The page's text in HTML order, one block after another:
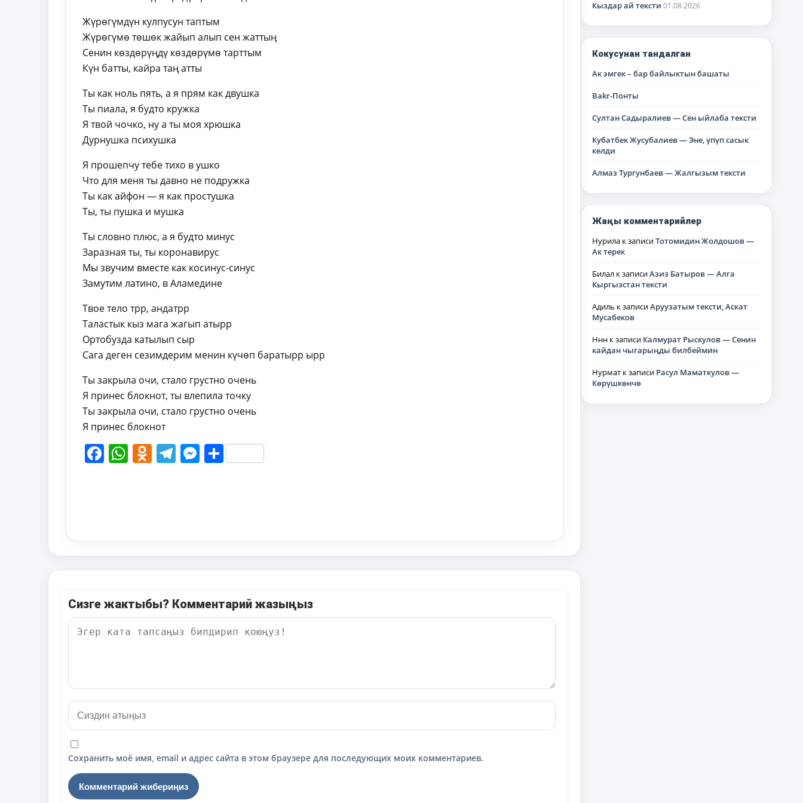
Кыздар ай тексти 01.08.2026
Кокусунан тандалган
Ак эмгек – бар байлыктын башаты
Bakr-Понты
Султан Садыралиев — Сен ыйлаба тексти
Кубатбек Жусубалиев — Эне, үпүп сасык
келди
Алмаз Тургунбаев — Жалгызым тексти
Жаңы комментарийлер
Нурила к записиТотомидин Жолдошов —
Ак терек
Билал к записиАзиз Батыров — Алга
Кыргызстан тексти
Адиль к записиАруузатым тексти, Аскат
Мусабеков
Ннн к записи Калмурат Рыскулов — Сенин
кайдан чыгарыңды билбеймин
Нурмат к записи Расул Маматкулов —
Көрүшкөнчө
Жүрөгүмдүн кулпусун таптым
Жүрөгүмө төшөк жайып алып сен жаттың
Сенин көздөрүңдү көздөрүмө тарттым
Күн батты, кайра таң атты
Ты как ноль пять, а я прям как двушка
Ты пиала, я будто кружка
Я твой чочко, ну а ты моя хрюшка
Дурнушка психушка
Я прошепчу тебе тихо в ушко
Что для меня ты давно не подружка
Ты как айфон — я как простушка
Ты, ты пушка и мушка
Ты словно плюс, а я будто минус
Заразная ты, ты коронавирус
Мы звучим вместе как косинус-синус
Замутим латино, в Аламедине
Твое тело трр, андатрр
Таластык кыз мага жагып атырр
Ортобузда катылып сыр
Сага деген сезимдерим менин күчөп баратырр ырр
Ты закрыла очи, стало грустно очень
Я принес блокнот, ты влепила точку
Ты закрыла очи, стало грустно очень
Я принес блокнот
Facebook
WhatsApp
Odnoklassniki
Telegram
Messenger
Share
Сизге жактыбы? Комментарий жазыңыз
Сохранить моё имя, email и адрес сайта в этом браузере для последующих моих комментариев.